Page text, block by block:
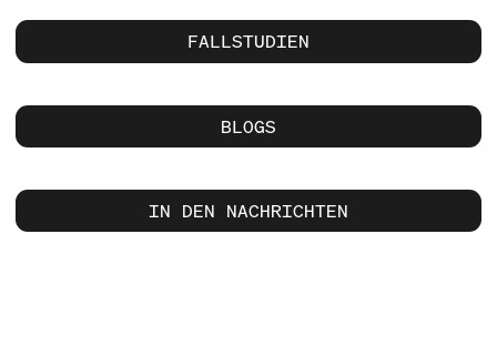
FALLSTUDIEN
BLOGS
IN DEN NACHRICHTEN